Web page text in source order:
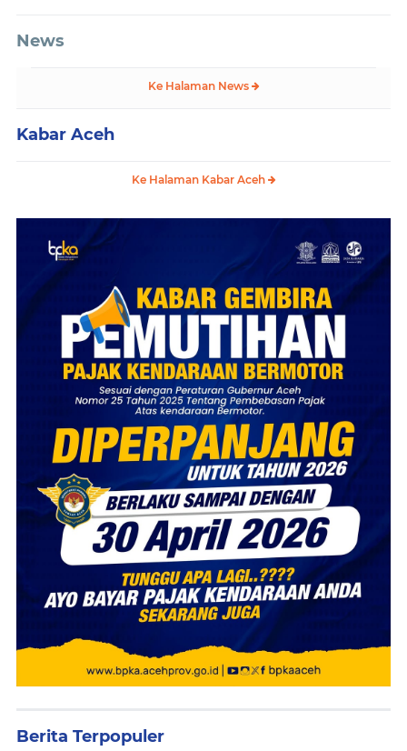
News
Ke Halaman News
Kabar Aceh
Ke Halaman Kabar Aceh
Berita Terpopuler